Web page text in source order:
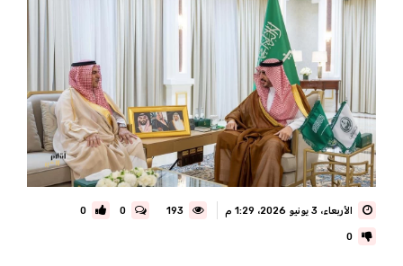
الأربعاء، 3 يونيو 2026، 1:29 م 0
0
0